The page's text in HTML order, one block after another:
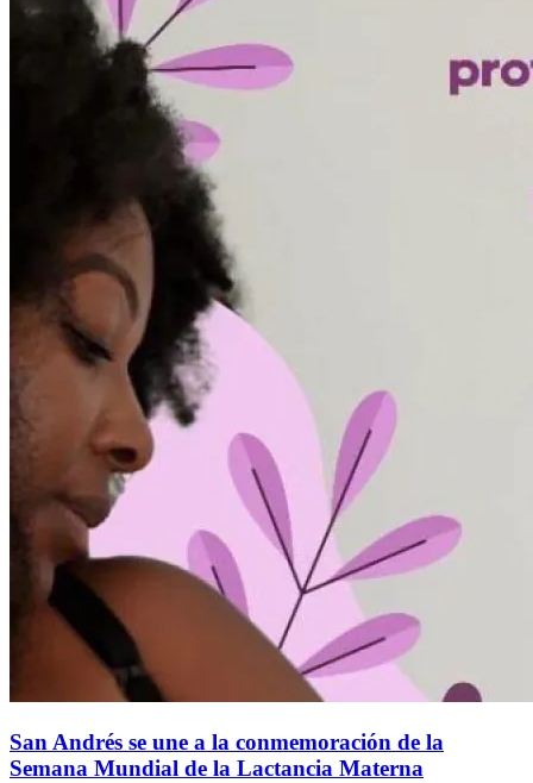
San Andrés se une a la conmemoración de la
Semana Mundial de la Lactancia Materna